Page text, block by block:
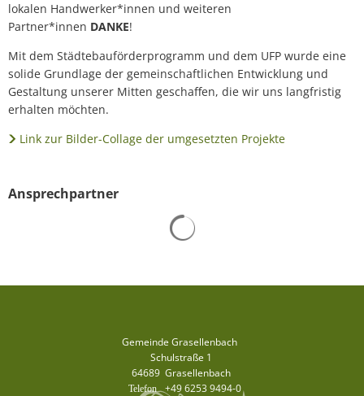
lokalen Handwerker*innen und weiteren
Partner*innen DANKE!
Mit dem Städtebauförderprogramm und dem UFP wurde eine
solide Grundlage der gemeinschaftlichen Entwicklung und
Gestaltung unserer Mitten geschaffen, die wir uns langfristig
erhalten möchten.
Link zur Bilder-Collage der umgesetzten Projekte
Ansprechpartner
Gemeinde Grasellenbach
Schulstraße 1
64689 Grasellenbach
+49 6253 9494-0